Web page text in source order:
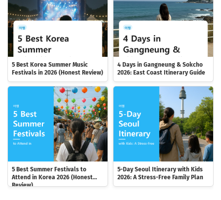
5 Best Korea Summer Music
Festivals in 2026 (Honest Review)
4 Days in Gangneung & Sokcho
2026: East Coast Itinerary Guide
5 Best Summer Festivals to
Attend in Korea 2026 (Honest
Review)
5-Day Seoul Itinerary with Kids
2026: A Stress-Free Family Plan